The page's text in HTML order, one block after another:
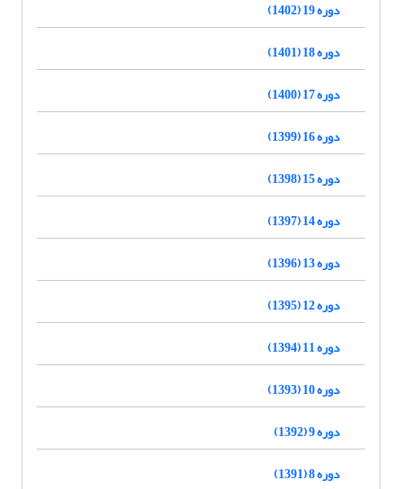
دوره 19 (1402)
دوره 18 (1401)
دوره 17 (1400)
دوره 16 (1399)
دوره 15 (1398)
دوره 14 (1397)
دوره 13 (1396)
دوره 12 (1395)
دوره 11 (1394)
دوره 10 (1393)
دوره 9 (1392)
دوره 8 (1391)